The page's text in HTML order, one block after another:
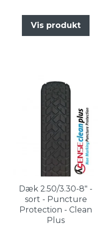
Vis produkt
Dæk 2.50/3.30-8" -
sort - Puncture
Protection - Clean
Plus